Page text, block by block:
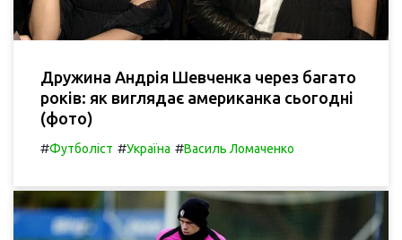
Дружина Андрія Шевченка через багато
років: як виглядає американка сьогодні
(фото)
#Футболіст #Україна #Василь Ломаченко